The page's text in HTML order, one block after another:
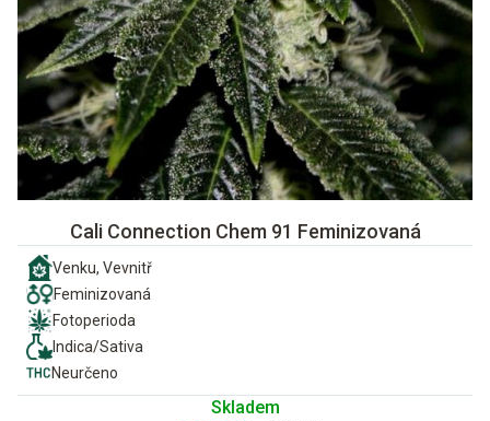
Cali Connection Chem 91 Feminizovaná
Venku, Vevnitř
Feminizovaná
Fotoperioda
Indica/Sativa
Neurčeno
Skladem